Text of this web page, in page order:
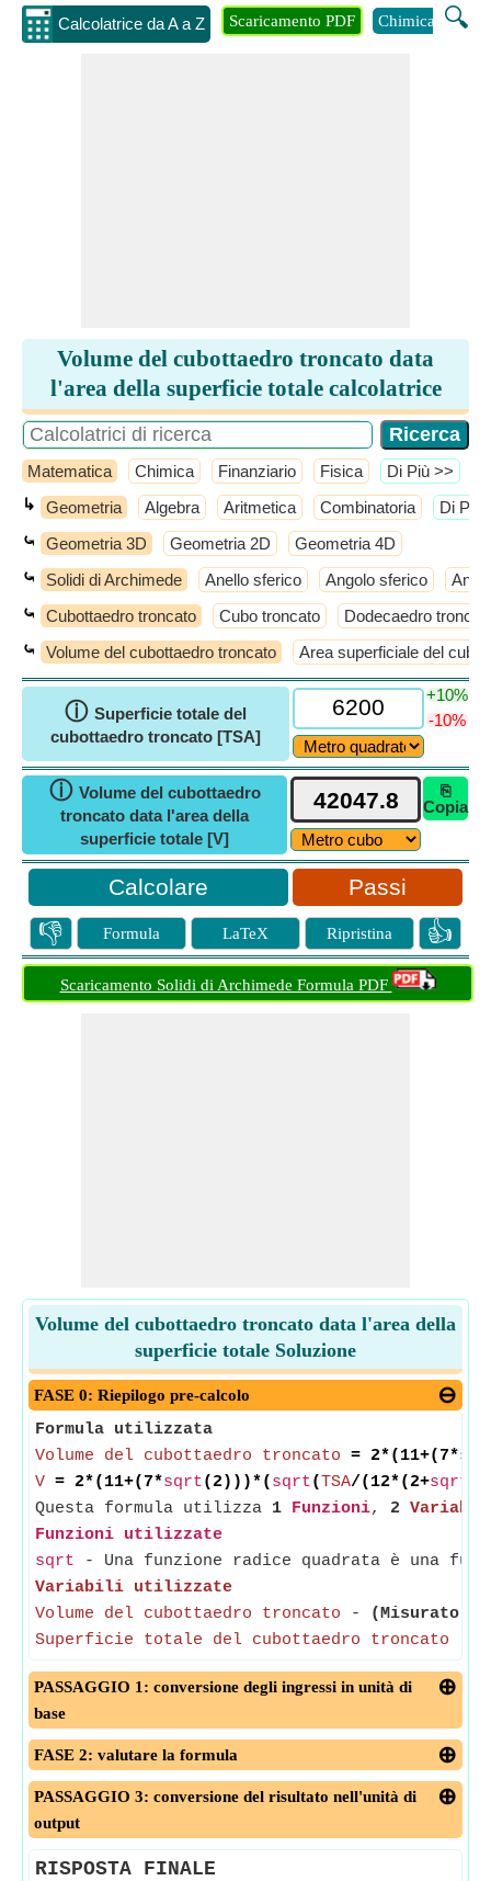
Calcolatrice da A a Z 🔍
Scaricamento PDF Chimica
Volume del cubottaedro troncato data
l'area della superficie totale calcolatrice
Matematica Chimica Finanziario Fisica ​Di Più >>
↳ Geometria Algebra Aritmetica Combinatoria ​Di Più
⤿ Geometria 3D Geometria 2D Geometria 4D
⤿ Solidi di Archimede Anello sferico Angolo sferico
⤿ Cubottaedro troncato Cubo troncato Dodecaedro
⤿ Volume del cubottaedro troncato Area superficiale del
ⓘ Superficie totale del
cubottaedro troncato [TSA]
+10%
-10%
ⓘ Volume del cubottaedro
troncato data l'area della
superficie totale [V]
⎘
Copia
Passi
👎 Formula LaTeX Ripristina 👍
Scaricamento Solidi di Archimede Formula PDF
Volume del cubottaedro troncato data l'area della
superficie totale Soluzione
FASE 0: Riepilogo pre-calcolo
Formula utilizzata
Volume del cubottaedro troncato = 2*(11+(7*
V = 2*(11+(7*sqrt(2)))*( sqrt(TSA/(12*(2+sqrt
Questa formula utilizza 1 Funzioni, 2
Funzioni utilizzate
sqrt - Una funzione radice quadrata è una
Variabili utilizzate
Volume del cubottaedro troncato -
(Misurato
Superficie totale del cubottaedro troncato
PASSAGGIO 1: conversione degli ingressi in unità di
base
FASE 2: valutare la formula
PASSAGGIO 3: conversione del risultato nell'unità di
output
RISPOSTA FINALE